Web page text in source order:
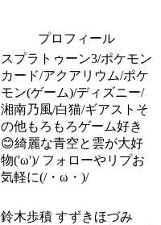
プロフィール
スプラトゥーン3/ポケモン
カード/アクアリウム/ポケ
モン(ゲーム)/ディズニー/
湘南乃風/白猫/ギアストそ
の他もろもろゲーム好き
😊綺麗な青空と雲が大好
物('ω')/ フォローやリプお
気軽に(/・ω・)/
鈴木歩積 すずきほづみ